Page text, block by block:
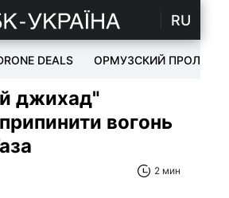
RU
DEALS ОРМУЗСКИЙ ПРОЛИВ
джихад"
вогонь
2 мин